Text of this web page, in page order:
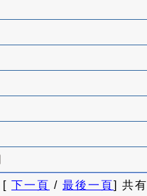
[ 下一頁 / 最後一頁] 共有